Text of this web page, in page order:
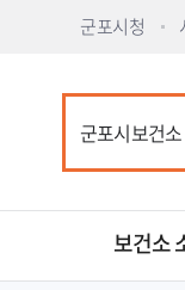
군포시청
군포시보건소
보건소